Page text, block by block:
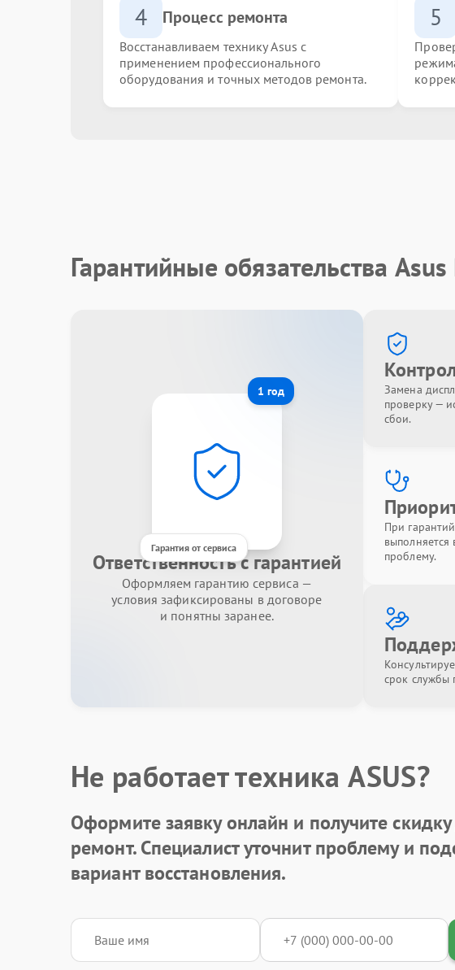
4 Процесс ремонта
Восстанавливаем технику Asus с
применением профессионального
оборудования и точных методов ремонта.
5
Гарантийные обязательства
1 год
Гарантия от сервиса
Ответственность с гарантией
Оформляем гарантию сервиса —
условия зафиксированы в договоре
и понятны заранее.
Замена
проверку —
сбои.
При
проблему.
срок службы
Не работает техника ASUS?
Оформите заявку онлайн и получите
ремонт. Специалист уточнит проблему и
вариант восстановления.